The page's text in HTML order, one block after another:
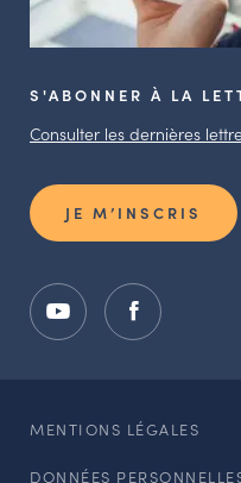
S'ABONNER À LA
Consulter les dernières
JE M’INSCRIS
MENTIONS LÉGALES
DONNÉES